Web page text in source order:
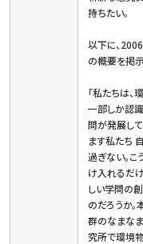
持ちたい。
以下に、
の概要を掲
「私たちは
一部しか認
問が発展し
ます私たち
過ぎない。
け入れるだ
しい学問の
のだろうか
群のなまな
究所で環境